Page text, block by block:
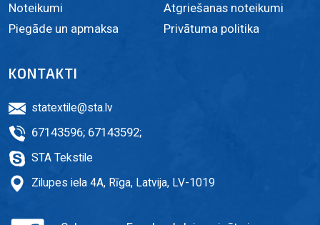
Noteikumi
Atgriešanas noteikumi
Piegāde un apmaksa
Privātuma politika
KONTAKTI
statextile@sta.lv
67143596; 67143592;
STA Tekstile
Zilupes iela 4A, Rīga, Latvija, LV-1019